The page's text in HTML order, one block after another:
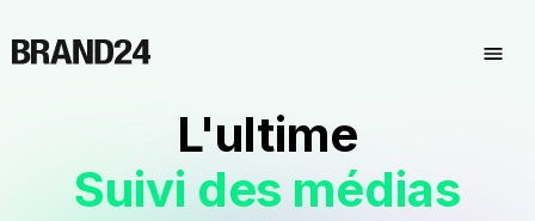
L'ultime
Suivi des médias